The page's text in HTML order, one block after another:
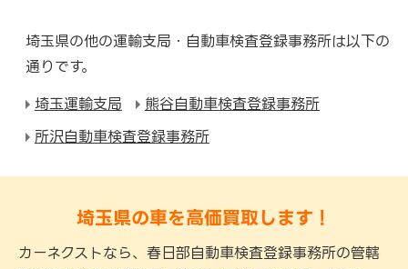
埼玉県の他の運輸支局・自動車検査登録事務所は以下の
通りです。
埼玉運輸支局
熊谷自動車検査登録事務所
所沢自動車検査登録事務所
埼玉県の車を高価買取します！
カーネクストなら、春日部自動車検査登録事務所の管轄